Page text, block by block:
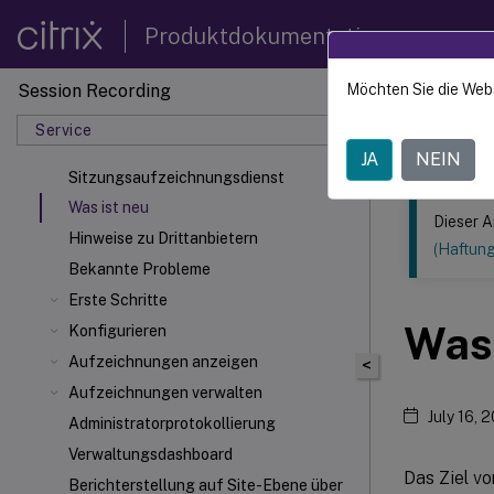
Produktdokumentation
Session Recording
Service
Sitzungsaufzeichnungsdienst
Was ist neu
Hinweise zu Drittanbietern
Bekannte Probleme
Erste Schritte
Konfigurieren
Aufzeichnungen anzeigen
Aufzeichnungen verwalten
Administratorprotokollierung
Verwaltungsdashboard
Berichterstellung auf Site-Ebene über
Dieser Inhalt
<
Dieser
July 16,
Das Ziel
Möchten Sie die
JA NEIN